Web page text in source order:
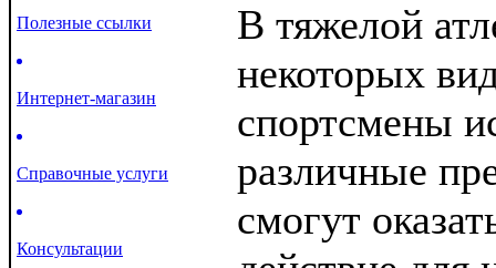
Полезные ссылки
Интернет-магазин
Справочные услуги
Консультации
В тяжелой
некоторых
спортсмены
различные
смогут